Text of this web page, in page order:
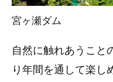
宮ヶ瀬ダム
自然に触れあうこと
り年間を通して楽し